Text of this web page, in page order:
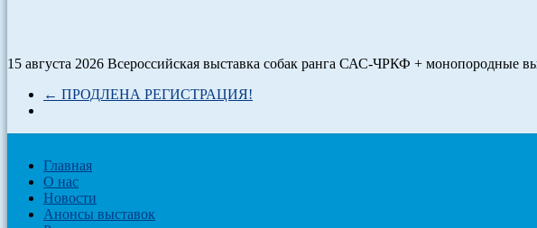
15 августа 2026 Всероссийская выставка собак ранга САС-ЧРКФ + монопородные
← ПРОДЛЕНА РЕГИСТРАЦИЯ!
Главная
О нас
Новости
Анонсы выставок